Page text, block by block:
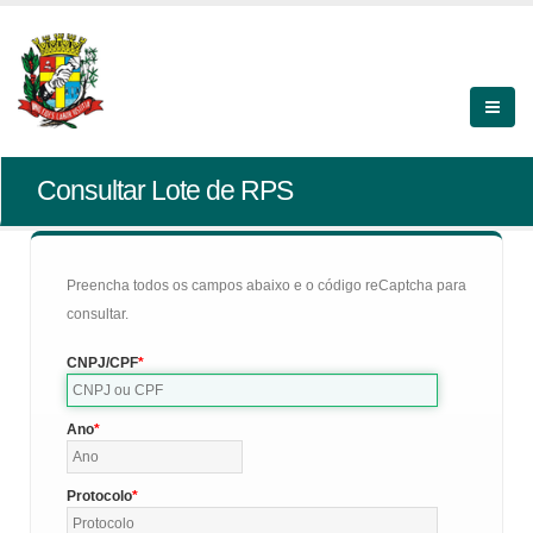
Consultar Lote de RPS
Preencha todos os campos abaixo e o código reCaptcha para
consultar.
CNPJ/CPF
Ano
Protocolo